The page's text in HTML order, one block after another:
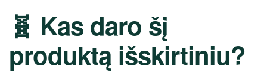
🧬 Kas daro šį
produktą išskirtiniu?